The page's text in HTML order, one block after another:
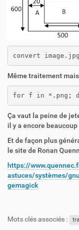
convert
Même traitement
for f in *.png; do
Ça vaut la peine de
il y a encore
Et de façon plus
le site de Ronan
https://
astuces/systèmes/
gemagick
Mots clés associés :